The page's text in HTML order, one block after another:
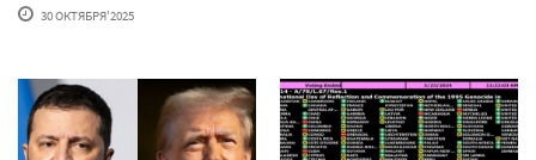
30 ОКТЯБРЯ'2025